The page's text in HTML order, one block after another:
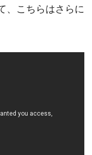
、こちらはさらに